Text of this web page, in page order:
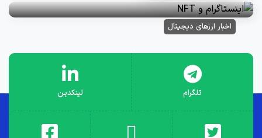
اخبار ارزهای دیجیتال
تلگرام لینکدین